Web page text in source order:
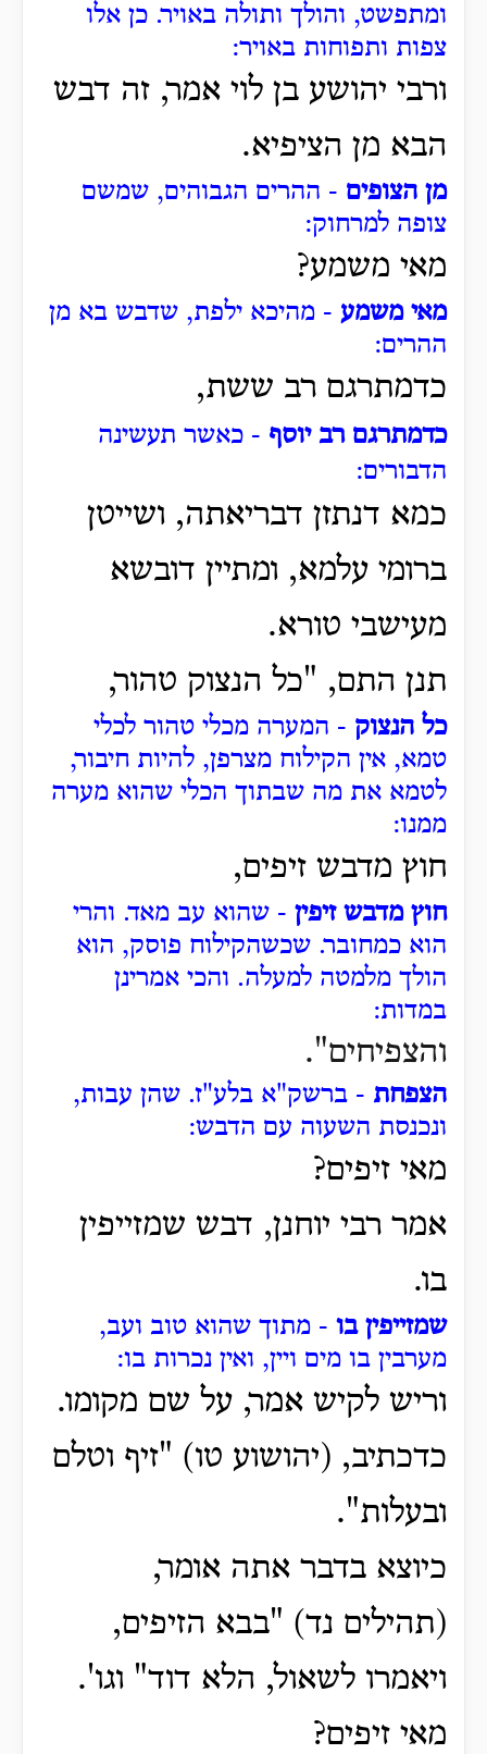
ומתפשט, והולך ותולה באויר. כן אלו
צפות ותפוחות באויר:
ורבי יהושע בן לוי אמר, זה דבש
הבא מן הציפיא.
מן הצופים - ההרים הגבוהים, שמשם
צופה למרחוק:
מאי משמע?
מאי משמע - מהיכא ילפת, שדבש בא מן
ההרים:
כדמתרגם רב ששת,
כדמתרגם רב יוסף - כאשר תעשינה
הדבורים:
כמא דנתזן דבריאתה, ושייטן
ברומי עלמא, ומתיין דובשא
מעישבי טורא.
תנן התם, "כל הנצוק טהור,
כל הנצוק - המערה מכלי טהור לכלי
טמא, אין הקילוח מצרפן, להיות חיבור,
לטמא את מה שבתוך הכלי שהוא מערה
ממנו:
חוץ מדבש זיפים,
חוץ מדבש זיפין - שהוא עב מאד. והרי
הוא כמחובר. שכשהקילוח פוסק, הוא
הולך מלמטה למעלה. והכי אמרינן
במדות:
והצפיחים".
הצפחת - ברשק"א בלע"ז. שהן עבות,
ונכנסת השעוה עם הדבש:
מאי זיפים?
אמר רבי יוחנן, דבש שמזייפין
בו.
שמזייפין בו - מתוך שהוא טוב ועב,
מערבין בו מים ויין, ואין נכרות בו:
וריש לקיש אמר, על שם מקומו.
כדכתיב, (יהושוע טו) "זיף וטלם
ובעלות".
כיוצא בדבר אתה אומר,
(תהילים נד) "בבא הזיפים,
ויאמרו לשאול, הלא דוד" וגו'.
מאי זיפים?